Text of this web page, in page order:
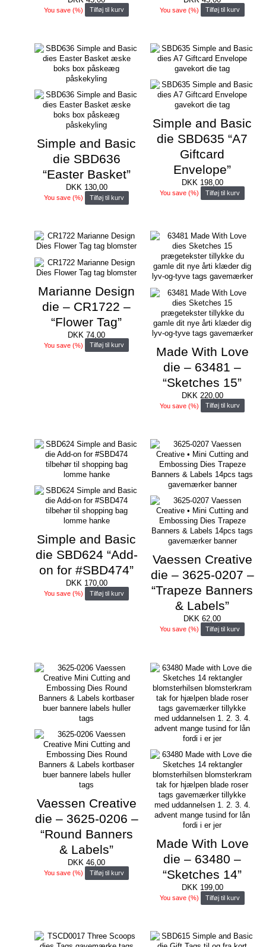
You save(%) Tilføj til kurv You save (%) Tilføj til kurv
Simple and Basic
die SBD636
“Easter Basket”
DKK130,00
You save(%) Tilføj til kurv
Simple and Basic
die SBD635 “A7
Giftcard
Envelope”
DKK198,00
You save (%) Tilføj til kurv
Marianne Design
die – CR1722 –
“Flower Tag”
DKK 74,00
You save(%) Tilføj til kurv
Made With Love
die – 63481 –
“Sketches 15”
DKK 220,00
You save (%) Tilføj til kurv
Simple and Basic
die SBD624 “Add-
on for #SBD474”
DKK170,00
You save(%) Tilføj til kurv
Vaessen Creative
die – 3625-0207 –
“Trapeze Banners
& Labels”
DKK 62,00
You save (%) Tilføj til kurv
Vaessen Creative
die – 3625-0206 –
“Round Banners
& Labels”
DKK 46,00
You save(%) Tilføj til kurv
Made With Love
die – 63480 –
“Sketches 14”
DKK199,00
You save (%) Tilføj til kurv